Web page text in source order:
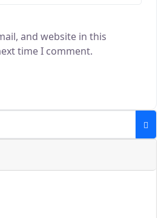
and website in this
time I comment.